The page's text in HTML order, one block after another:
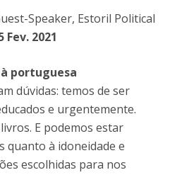
Speaker, Estoril Political
Fev. 2021
portuguesa
dúvidas: temos de ser
e urgentemente.
E podemos estar
quanto à idoneidade e
escolhidas para nos